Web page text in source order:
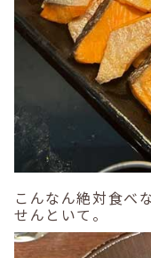
こんなん絶対食べ
せんといて。